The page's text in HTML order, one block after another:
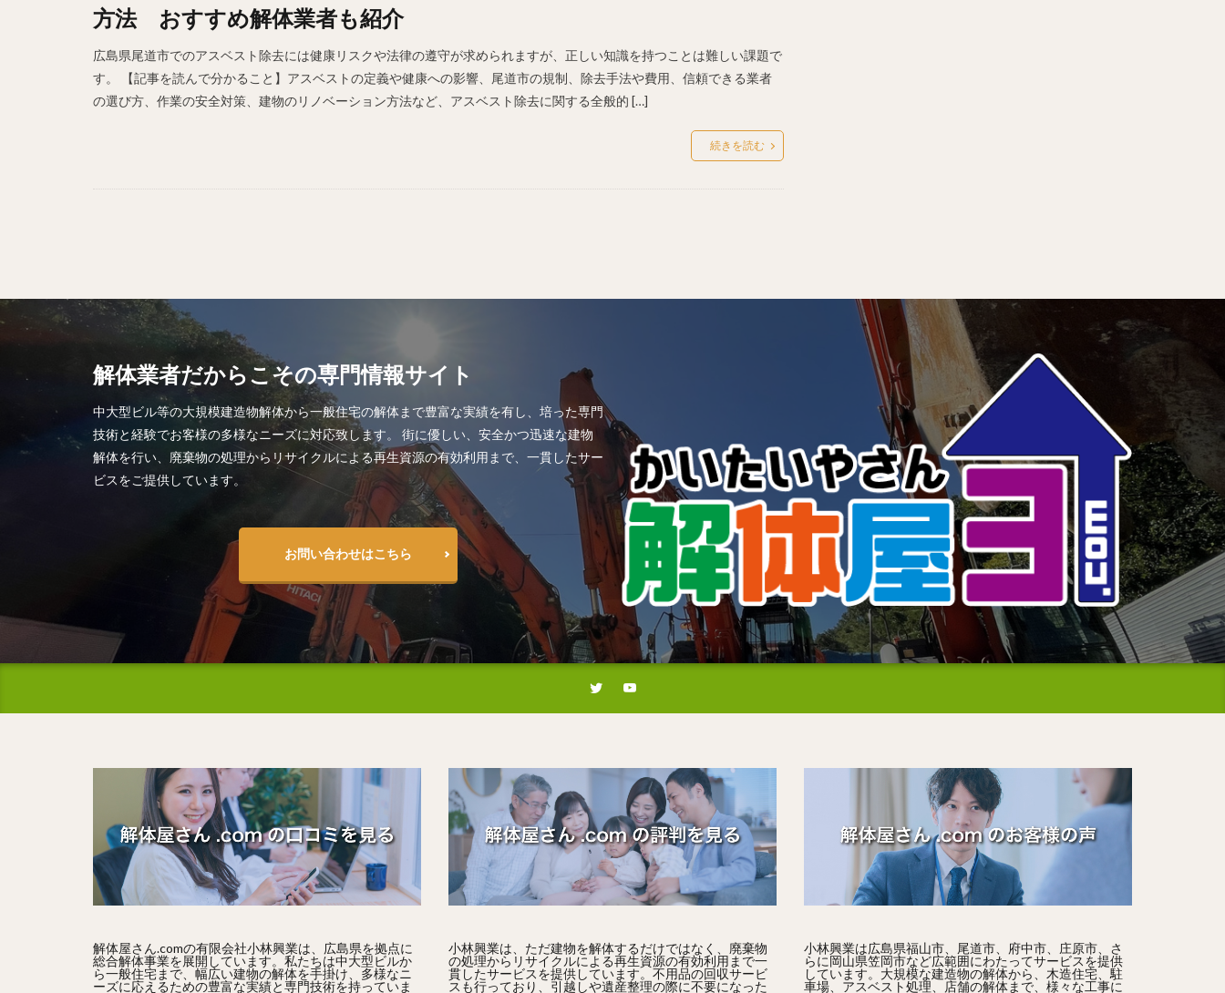
方法 おすすめ解体業者も紹介
広島県尾道市でのアスベスト除去には健康リスクや法律の遵守が求められますが、正しい知識を持つことは難しい課題で
す。 【記事を読んで分かること】アスベストの定義や健康への影響、尾道市の規制、除去手法や費用、信頼できる業者
の選び方、作業の安全対策、建物のリノベーション方法など、アスベスト除去に関する全般的 […]
続きを読む
解体業者だからこその専門情報サイト
中大型ビル等の大規模建造物解体から一般住宅の解体まで豊富な実績を有し、培った専門
技術と経験でお客様の多様なニーズに対応致します。 街に優しい、安全かつ迅速な建物
解体を行い、廃棄物の処理からリサイクルによる再生資源の有効利用まで、一貫したサー
ビスをご提供しています。
お問い合わせはこちら
解体屋さん.comの有限会社小林興業は、広島県を拠点に
総合解体事業を展開しています。私たちは中大型ビルか
ら一般住宅まで、幅広い建物の解体を手掛け、多様なニ
ーズに応えるための豊富な実績と専門技術を持っていま
小林興業は、ただ建物を解体するだけではなく、廃棄物
の処理からリサイクルによる再生資源の有効利用まで一
貫したサービスを提供しています。不用品の回収サービ
スも行っており、引越しや遺産整理の際に不要になった
小林興業は広島県福山市、尾道市、府中市、庄原市、さ
らに岡山県笠岡市など広範囲にわたってサービスを提供
しています。大規模な建造物の解体から、木造住宅、駐
車場、アスベスト処理、店舗の解体まで、様々な工事に